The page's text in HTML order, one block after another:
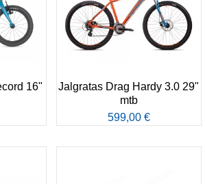
16"
Jalgratas Drag Hardy 3.0 29"
mtb
599,00 €